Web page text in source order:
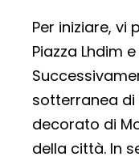
Per iniziare, vi
Piazza Lhdim
sotterranea di
decorato di
della città. In